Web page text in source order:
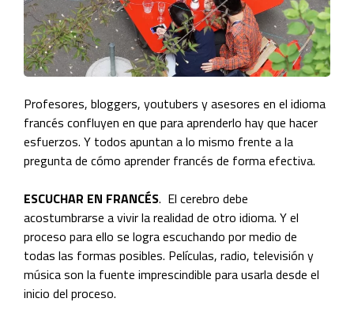
Profesores, bloggers, youtubers y asesores en el idioma
francés confluyen en que para aprenderlo hay que hacer
esfuerzos. Y todos apuntan a lo mismo frente a la
pregunta de cómo aprender francés de forma efectiva.
ESCUCHAR EN FRANCÉS. El cerebro debe
acostumbrarse a vivir la realidad de otro idioma. Y el
proceso para ello se logra escuchando por medio de
todas las formas posibles. Películas, radio, televisión y
música son la fuente imprescindible para usarla desde el
inicio del proceso.